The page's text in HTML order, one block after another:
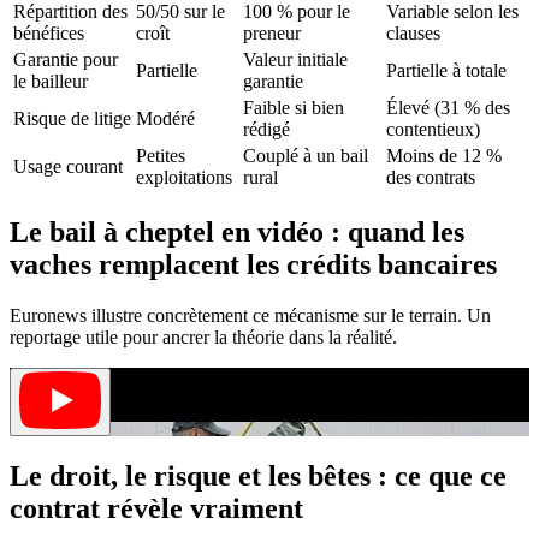
Répartition des
bénéfices
50/50 sur le
croît
100 % pour le
preneur
Variable selon les
clauses
Garantie pour
le bailleur
Partielle
Valeur initiale
garantie
Partielle à totale
Risque de litige Modéré
Faible si bien
rédigé
Élevé (31 % des
contentieux)
Usage courant
Petites
exploitations
Couplé à un bail
rural
Moins de 12 %
des contrats
Le bail à cheptel en vidéo : quand les
vaches remplacent les crédits bancaires
Euronews illustre concrètement ce mécanisme sur le terrain. Un
reportage utile pour ancrer la théorie dans la réalité.
Le droit, le risque et les bêtes : ce que ce
contrat révèle vraiment